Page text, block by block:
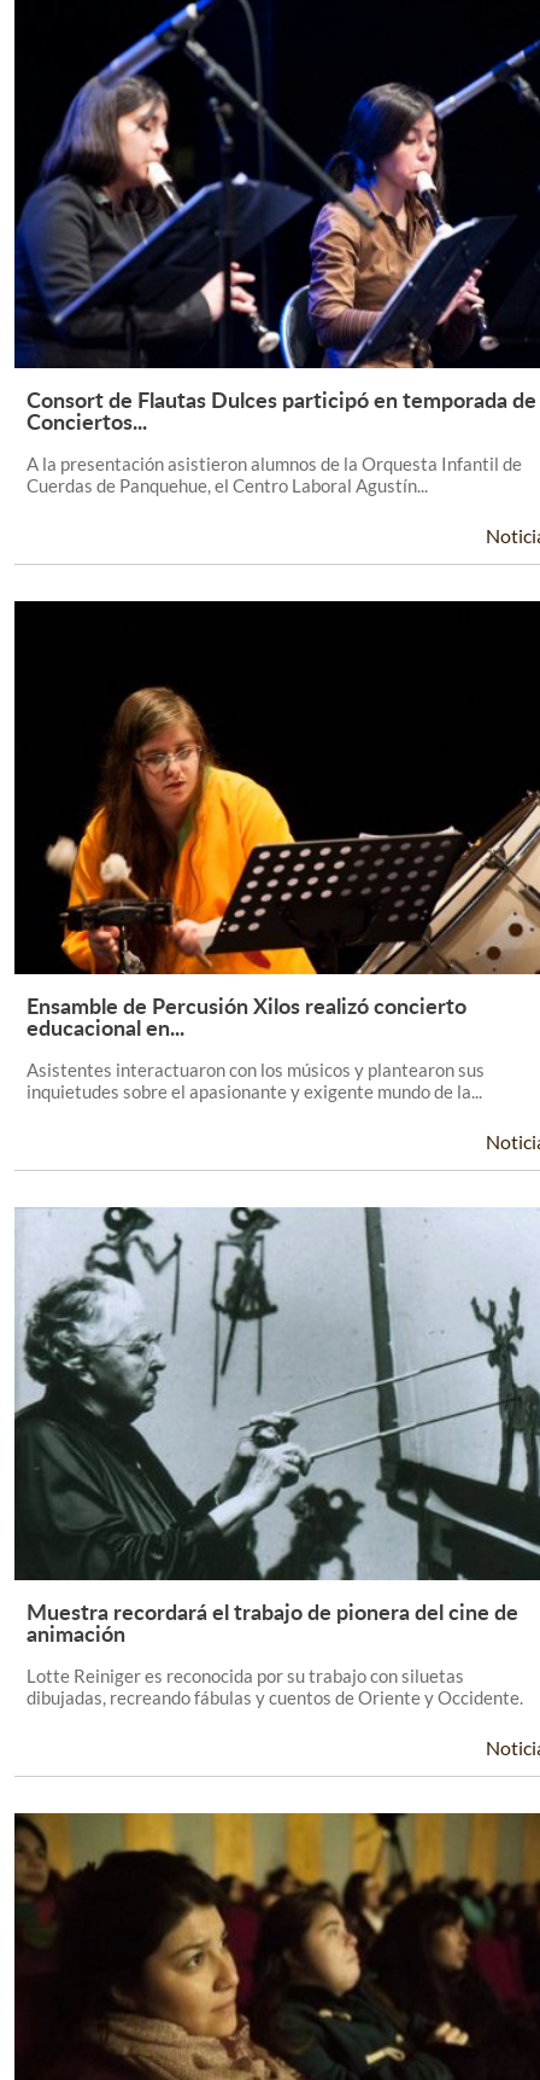
Leer Más +
Consort de Flautas Dulces participó en temporada de
Conciertos...
A la presentación asistieron alumnos de la Orquesta Infantil de
Cuerdas de Panquehue, el Centro Laboral Agustín...
Leer Más +
Ensamble de Percusión Xilos realizó concierto
educacional en...
Asistentes interactuaron con los músicos y plantearon sus
inquietudes sobre el apasionante y exigente mundo de la...
Leer Más +
Muestra recordará el trabajo de pionera del cine de
animación
Lotte Reiniger es reconocida por su trabajo con siluetas
dibujadas, recreando fábulas y cuentos de Oriente y Occidente.